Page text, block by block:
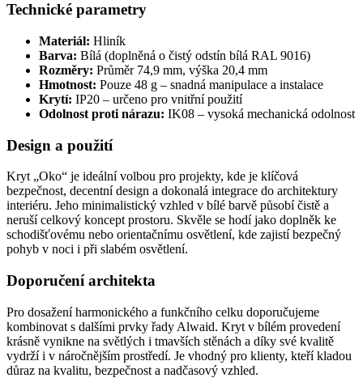
Technické parametry
Materiál: Hliník
Barva: Bílá (doplněná o čistý odstín bílá RAL 9016)
Rozměry: Průměr 74,9 mm, výška 20,4 mm
Hmotnost: Pouze 48 g – snadná manipulace a instalace
Krytí: IP20 – určeno pro vnitřní použití
Odolnost proti nárazu: IK08 – vysoká mechanická odolnost
Design a použití
Kryt „Oko“ je ideální volbou pro projekty, kde je klíčová
bezpečnost, decentní design a dokonalá integrace do architektury
interiéru. Jeho minimalistický vzhled v bílé barvě působí čistě a
neruší celkový koncept prostoru. Skvěle se hodí jako doplněk ke
schodišťovému nebo orientačnímu osvětlení, kde zajistí bezpečný
pohyb v noci i při slabém osvětlení.
Doporučení architekta
Pro dosažení harmonického a funkčního celku doporučujeme
kombinovat s dalšími prvky řady Alwaid. Kryt v bílém provedení
krásně vynikne na světlých i tmavších stěnách a díky své kvalitě
vydrží i v náročnějším prostředí. Je vhodný pro klienty, kteří kladou
důraz na kvalitu, bezpečnost a nadčasový vzhled.